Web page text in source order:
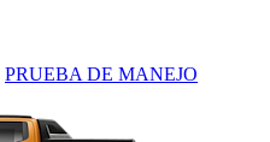
PRUEBA DE MANEJO